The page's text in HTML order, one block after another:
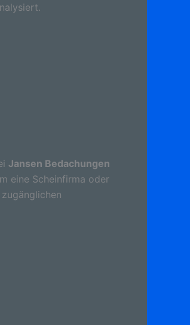
Jansen Bedachungen
eine Scheinfirma oder